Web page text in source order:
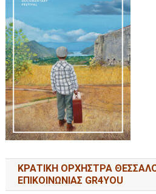
ΚΡΑΤΙΚΗ ΟΡΧΗΣΤΡΑ
ΕΠΙΚΟΙΝΩΝΙΑΣ GR4YOU